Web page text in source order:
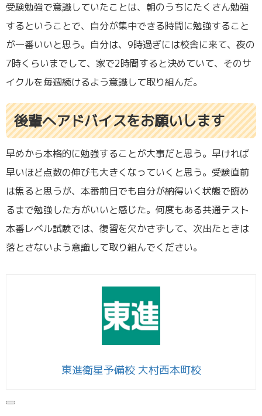
受験勉強で意識していたことは、朝のうちにたくさん勉強
するということで、自分が集中できる時間に勉強すること
が一番いいと思う。自分は、9時過ぎには校舎に来て、夜の
7時くらいまでして、家で2時間すると決めていて、そのサ
イクルを毎週続けるよう意識して取り組んだ。
後輩へアドバイスをお願いします
早めから本格的に勉強することが大事だと思う。早ければ
早いほど点数の伸びも大きくなっていくと思う。受験直前
は焦ると思うが、本番前日でも自分が納得いく状態で臨め
るまで勉強した方がいいと感じた。何度もある共通テスト
本番レベル試験では、復習を欠かさずして、次出たときは
落とさないよう意識して取り組んでください。
東進衛星予備校 大村西本町校